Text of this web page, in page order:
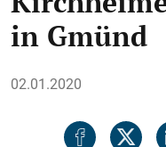
in Gmünd
02.01.2020